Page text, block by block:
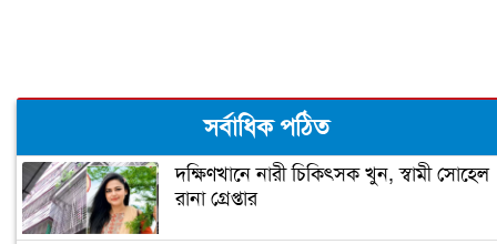
‘আপনি ক্রিকেটার, হিন্দুদের ধর্মগুরু নন’
মাশরাফির ক্যারিয়ার শেষ!
সর্বাধিক পঠিত
দক্ষিণখানে নারী চিকিৎসক খুন, স্বামী সোহেল
রানা গ্রেপ্তার